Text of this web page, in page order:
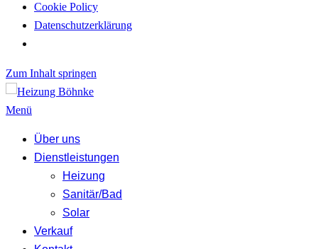
Cookie Policy
Datenschutzerklärung
Zum Inhalt springen
Menü
Über uns
Dienstleistungen
Heizung
Sanitär/Bad
Solar
Verkauf